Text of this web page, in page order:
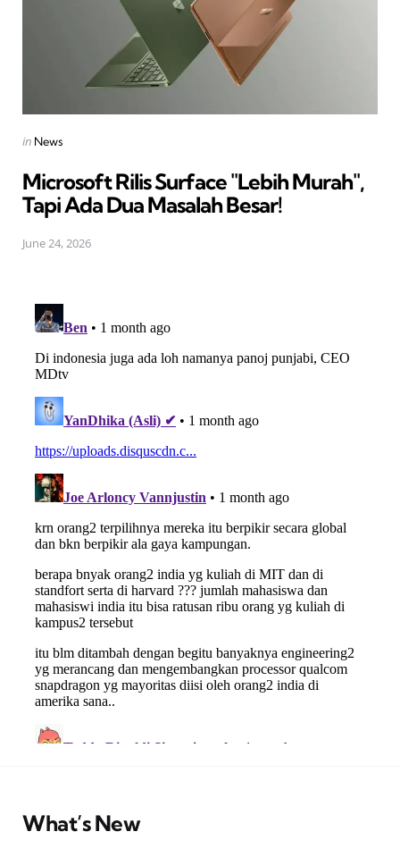
Posted
in News
Microsoft Rilis Surface "Lebih Murah",
Tapi Ada Dua Masalah Besar!
June 24, 2026
What’s New